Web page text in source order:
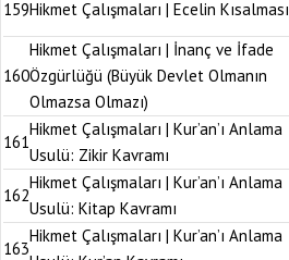
159Hikmet Çalışmaları | Ecelin Kısalması
160
Hikmet Çalışmaları | İnanç ve İfade
Özgürlüğü (Büyük Devlet Olmanın
Olmazsa Olmazı)
161
Hikmet Çalışmaları | Kur’an’ı Anlama
Usulü: Zikir Kavramı
162
Hikmet Çalışmaları | Kur’an’ı Anlama
Usulü: Kitap Kavramı
163
Hikmet Çalışmaları | Kur’an’ı Anlama